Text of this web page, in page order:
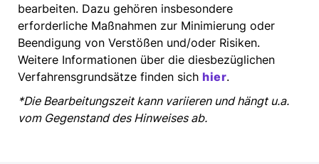
bearbeiten. Dazu gehören insbesondere
erforderliche Maßnahmen zur Minimierung oder
Beendigung von Verstößen und/oder Risiken.
Weitere Informationen über die diesbezüglichen
Verfahrensgrundsätze finden sich hier.
*Die Bearbeitungszeit kann variieren und hängt u.a.
vom Gegenstand des Hinweises ab.